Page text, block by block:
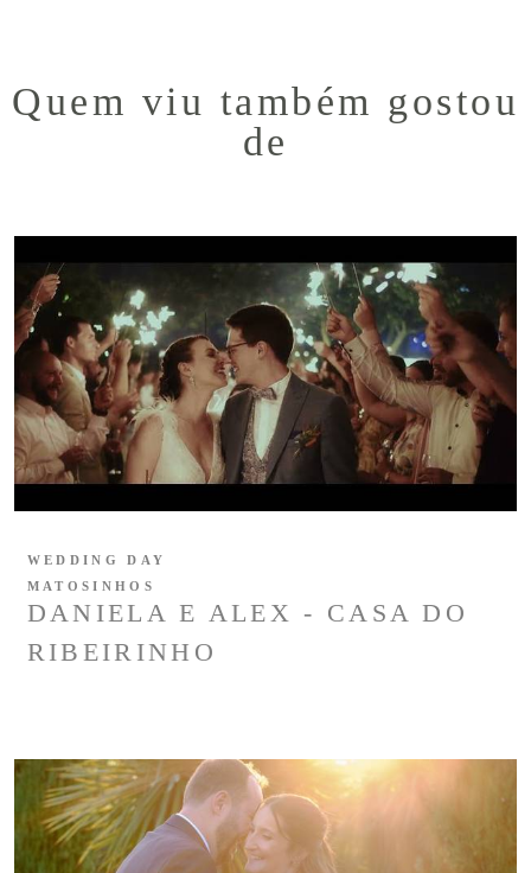
Quem viu também gostou
de
DANIELA E ALEX - CASA DO
RIBEIRINHO
WEDDING DAY
MATOSINHOS